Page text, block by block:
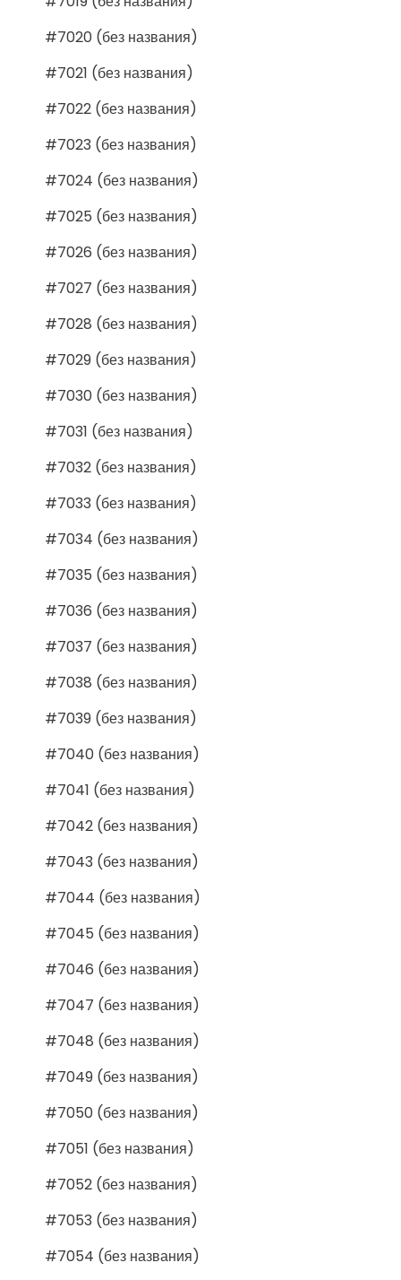
#7020 (без названия)
#7021 (без названия)
#7022 (без названия)
#7023 (без названия)
#7024 (без названия)
#7025 (без названия)
#7026 (без названия)
#7027 (без названия)
#7028 (без названия)
#7029 (без названия)
#7030 (без названия)
#7031 (без названия)
#7032 (без названия)
#7033 (без названия)
#7034 (без названия)
#7035 (без названия)
#7036 (без названия)
#7037 (без названия)
#7038 (без названия)
#7039 (без названия)
#7040 (без названия)
#7041 (без названия)
#7042 (без названия)
#7043 (без названия)
#7044 (без названия)
#7045 (без названия)
#7046 (без названия)
#7047 (без названия)
#7048 (без названия)
#7049 (без названия)
#7050 (без названия)
#7051 (без названия)
#7052 (без названия)
#7053 (без названия)
#7054 (без названия)